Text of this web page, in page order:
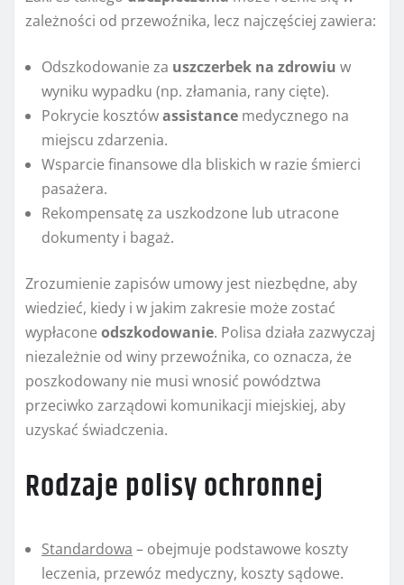
zależności od przewoźnika, lecz najczęściej zawiera:
Odszkodowanie za uszczerbek na zdrowiu w
wyniku wypadku (np. złamania, rany cięte).
Pokrycie kosztówassistance medycznego na
miejscu zdarzenia.
Wsparcie finansowe dla bliskich w razie śmierci
pasażera.
Rekompensatę za uszkodzone lub utracone
dokumenty i bagaż.
Zrozumienie zapisów umowy jest niezbędne, aby
wiedzieć, kiedy i w jakim zakresie może zostać
wypłacone odszkodowanie. Polisa działa zazwyczaj
niezależnie od winy przewoźnika, co oznacza, że
poszkodowany nie musi wnosić powództwa
przeciwko zarządowi komunikacji miejskiej, aby
uzyskać świadczenia.
Rodzaje polisy ochronnej
Standardowa – obejmuje podstawowe koszty
leczenia, przewóz medyczny, koszty sądowe.